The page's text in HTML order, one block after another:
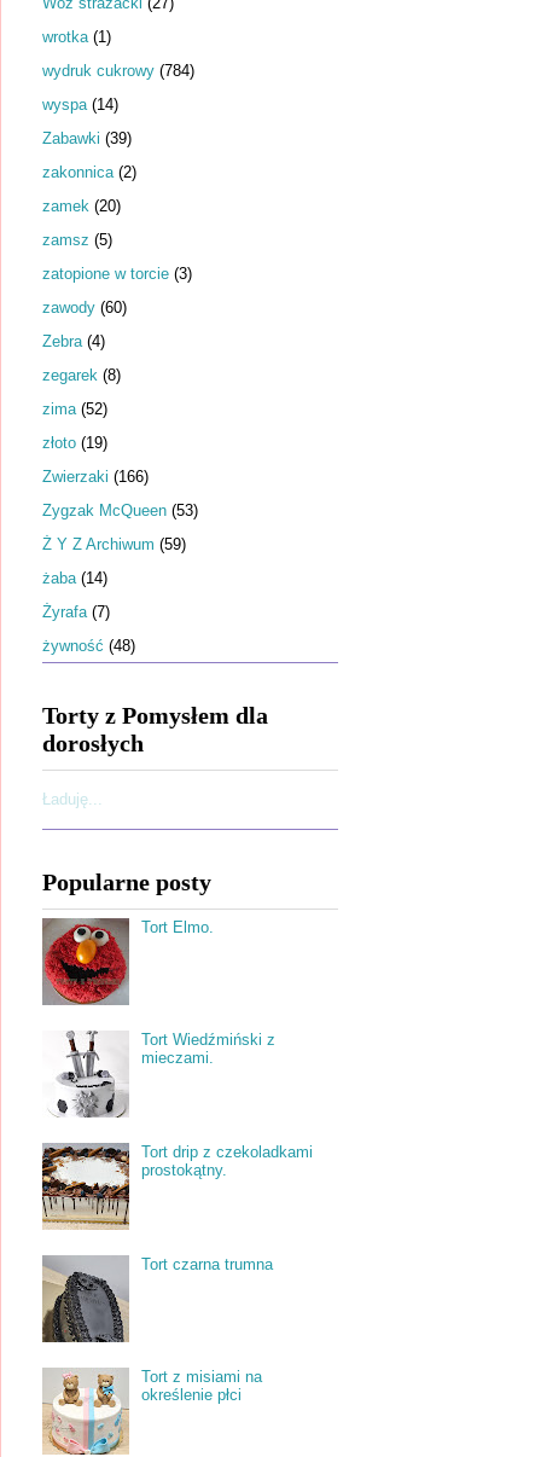
wrotka (1)
wydruk cukrowy (784)
wyspa (14)
Zabawki (39)
zakonnica (2)
zamek (20)
zamsz (5)
zatopione w torcie (3)
zawody (60)
Zebra (4)
zegarek (8)
zima (52)
złoto (19)
Zwierzaki (166)
Zygzak McQueen (53)
Ż Y Z Archiwum (59)
żaba (14)
Żyrafa (7)
żywność (48)
Torty z Pomysłem dla
dorosłych
Ładuję...
Popularne posty
Tort Elmo.
Tort Wiedźmiński z
mieczami.
Tort drip z czekoladkami
prostokątny.
Tort czarna trumna
Tort z misiami na
określenie płci